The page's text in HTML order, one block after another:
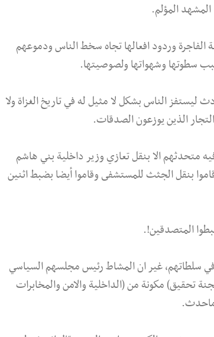
المؤلم.
الفاجرة وردود افعالها تجاه سخط الناس ودموعهم
سطوتها وشهواتها ولصوصيتها.
الناس بشكل لا مثيل له في تاريخ الغزاة ولا
الذين يوزعون الصدقات.
متحدثهم الا بنقل تعازي وزير داخلية بني هاشم
بنقل الجثث للمستشفى وقاموا أيضا بضبط اثنين
المتصدقين!.
في سلطاتهم، غير ان المشاط رئيس مجلسهم السياسي
تحقيق) مكونة من (الداخلية والامن والمخابرات
ماحدث.